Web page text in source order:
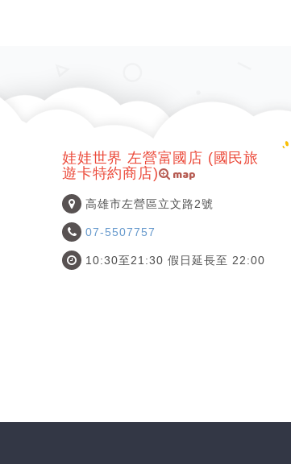
娃娃世界 左營富國店 (國民旅
遊卡特約商店)
map
高雄市左營區立文路2號
07-5507757
10:30至21:30 假日延長至 22:00